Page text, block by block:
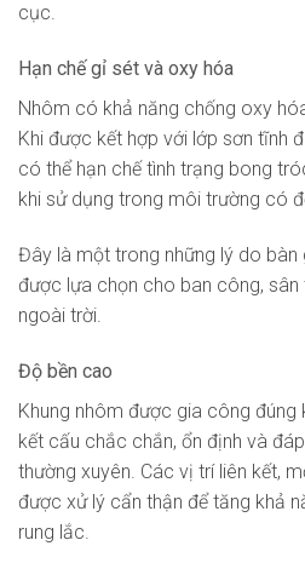
cục.
Hạn chế gỉ sét và oxy hóa
Nhôm có khả năng chống oxy
Khi được kết hợp với lớp sơn tĩnh
có thể hạn chế tình trạng bong
khi sử dụng trong môi trường có
Đây là một trong những lý do bàn
được lựa chọn cho ban công, sân
ngoài trời.
Độ bền cao
Khung nhôm được gia công
kết cấu chắc chắn, ổn định và
thường xuyên. Các vị trí liên kết,
được xử lý cẩn thận để tăng khả
rung lắc.